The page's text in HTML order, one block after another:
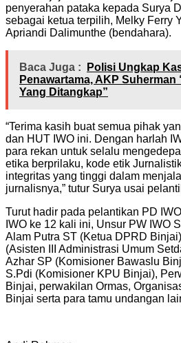
penyerahan pataka kepada Surya
sebagai ketua terpilih, Melky Ferry
Apriandi Dalimunthe (bendahara).
Baca Juga :
Polisi Ungkap
Penawartama, AKP Suherman
Yang Ditangkap”
“Terima kasih buat semua pihak
dan HUT IWO ini. Dengan harlah
para rekan untuk selalu
etika berprilaku, kode etik
integritas yang tinggi dalam
jurnalisnya,” tutur Surya usai
Turut hadir pada pelantikan PD
IWO ke 12 kali ini, Unsur PW IWO
Alam Putra ST (Ketua DPRD
(Asisten III Administrasi Umum
Azhar SP (Komisioner Bawaslu
S.Pdi (Komisioner KPU Binjai),
Binjai, perwakilan Ormas,
Binjai serta para tamu undangan